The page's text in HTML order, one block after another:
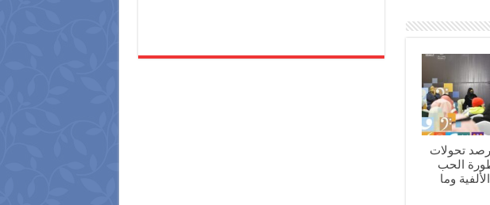
تحولات
الحب
وما